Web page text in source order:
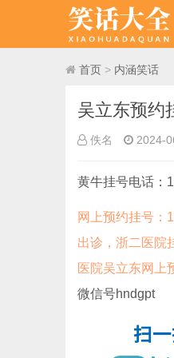
首页 > 内涵笑话
吴立东预约
佚名 2024-
黄牛挂号电话：
网上预约挂号：
出诊，浙二医院
医院吴立东网上
微信号hndgpt